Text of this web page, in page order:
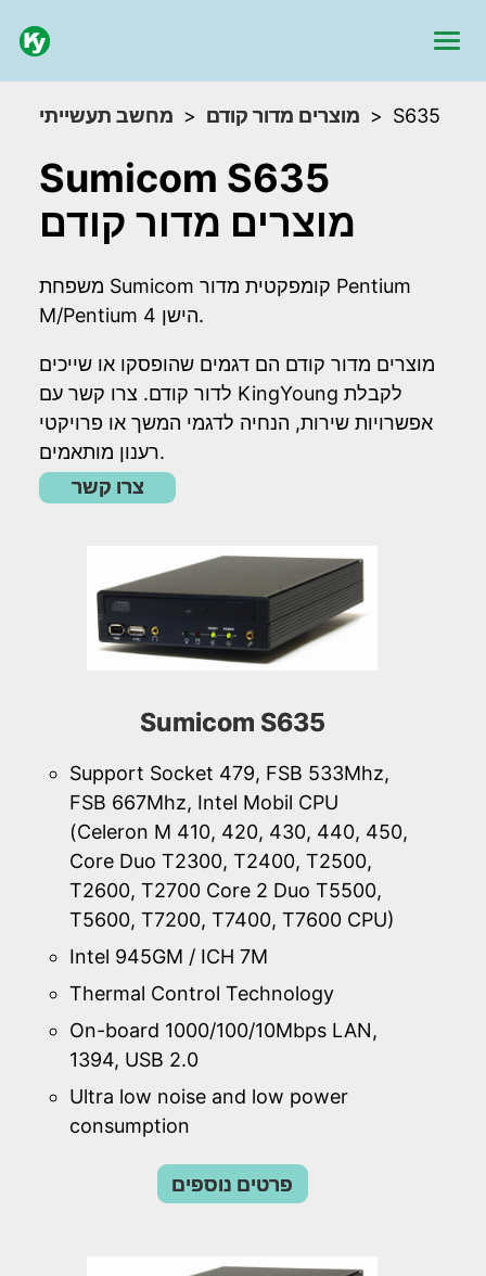
מחשב תעשייתי מוצרים מדור קודם S635
Sumicom S635
מוצרים מדור קודם
משפחת Sumicom קומפקטית מדור Pentium
M/Pentium 4 הישן.
מוצרים מדור קודם הם דגמים שהופסקו או שייכים
לדור קודם. צרו קשר עם KingYoung לקבלת
אפשרויות שירות, הנחיה לדגמי המשך או פרויקטי
רענון מותאמים.
צרו קשר
Sumicom S635
Support Socket 479, FSB 533Mhz,
FSB 667Mhz, Intel Mobil CPU
(Celeron M 410, 420, 430, 440, 450,
Core Duo T2300, T2400, T2500,
T2600, T2700 Core 2 Duo T5500,
T5600, T7200, T7400, T7600 CPU)
Intel 945GM / ICH 7M
Thermal Control Technology
On-board 1000/100/10Mbps LAN,
1394, USB 2.0
Ultra low noise and low power
consumption
פרטים נוספים